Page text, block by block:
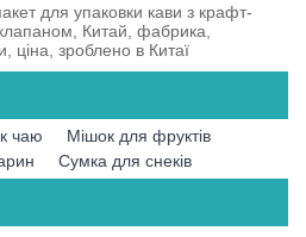
для упаковки кави з крафт-
Китай, фабрика,
ціна, зроблено в Китаї
чаю
Мішок для фруктів
Сумка для снеків